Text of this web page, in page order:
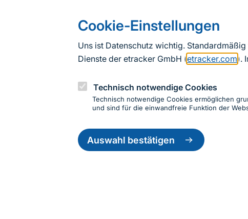
Cookie-Einstellungen
Uns ist Datenschutz wichtig.
Dienste der etracker GmbH (etracker.com ).
Technisch notwendige Cookies
Technisch notwendige Cookies ermöglichen
und sind für die einwandfreie Funktion der
Auswahl bestätigen
Einwilligung
zurückziehen
Informationen zur Seite